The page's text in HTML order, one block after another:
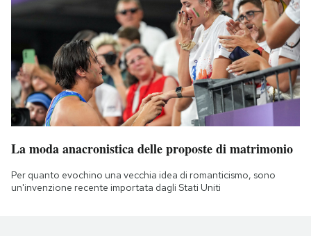
La moda anacronistica delle proposte di matrimonio
Per quanto evochino una vecchia idea di romanticismo, sono
un'invenzione recente importata dagli Stati Uniti